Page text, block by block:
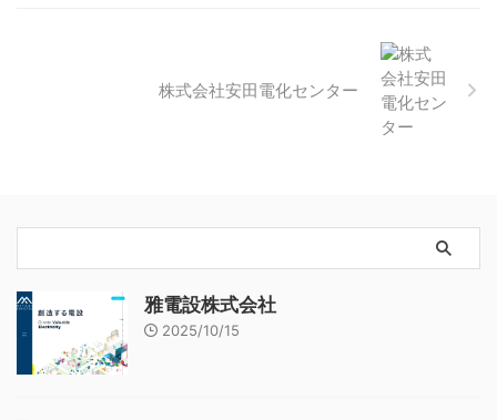
株式会社安田電化センター
雅電設株式会社
2025/10/15